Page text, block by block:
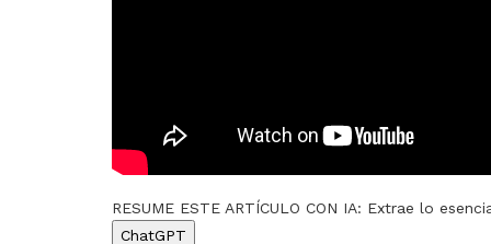
RESUME ESTE ARTÍCULO CON IA: Extrae lo
ChatGPT